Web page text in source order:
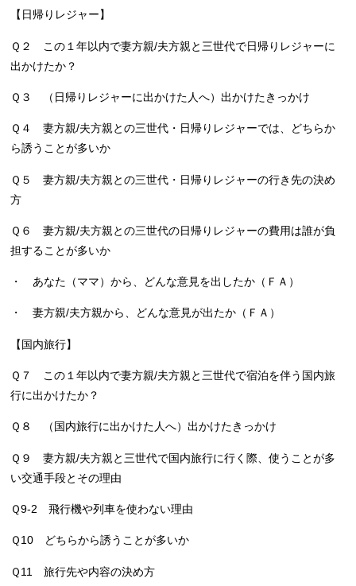
【日帰りレジャー】
Ｑ２ この１年以内で妻方親/夫方親と三世代で日帰りレジャーに
出かけたか？
Ｑ３ （日帰りレジャーに出かけた人へ）出かけたきっかけ
Ｑ４ 妻方親/夫方親との三世代・日帰りレジャーでは、どちらか
ら誘うことが多いか
Ｑ５ 妻方親/夫方親との三世代・日帰りレジャーの行き先の決め
方
Ｑ６ 妻方親/夫方親との三世代の日帰りレジャーの費用は誰が負
担することが多いか
・ あなた（ママ）から、どんな意見を出したか（ＦＡ）
・ 妻方親/夫方親から、どんな意見が出たか（ＦＡ）
【国内旅行】
Ｑ７ この１年以内で妻方親/夫方親と三世代で宿泊を伴う国内旅
行に出かけたか？
Ｑ８ （国内旅行に出かけた人へ）出かけたきっかけ
Ｑ９ 妻方親/夫方親と三世代で国内旅行に行く際、使うことが多
い交通手段とその理由
Ｑ9-2 飛行機や列車を使わない理由
Ｑ10 どちらから誘うことが多いか
Ｑ11 旅行先や内容の決め方